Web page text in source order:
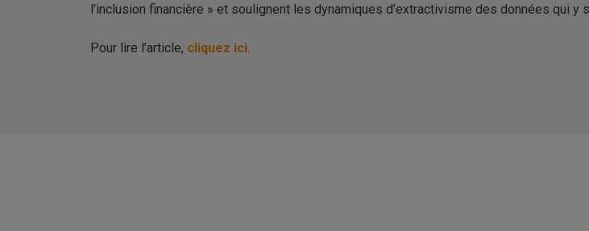
l’inclusion financière » et soulignent les dynamiques d’extractivisme des données qui y
Pour lire l’article, cliquez ici.